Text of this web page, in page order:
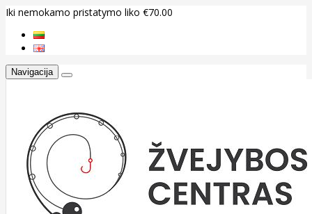
Iki nemokamo pristatymo liko €70.00
Navigacija